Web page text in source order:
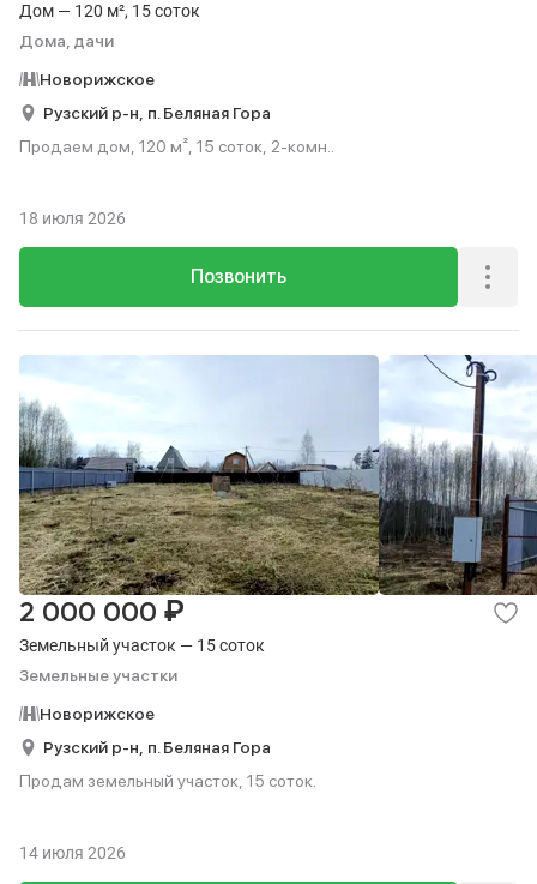
Дом — 120 м², 15 соток
Дома, дачи
Новорижское
Рузский р-н, п. Беляная Гора
Продаем дом, 120 м², 15 соток, 2-комн..
Позвонить
18 июля 2026
Земельный участок — 15 соток
Земельные участки
2 000 000 ₽
Новорижское
Рузский р-н, п. Беляная Гора
Продам земельный участок, 15 соток.
14 июля 2026